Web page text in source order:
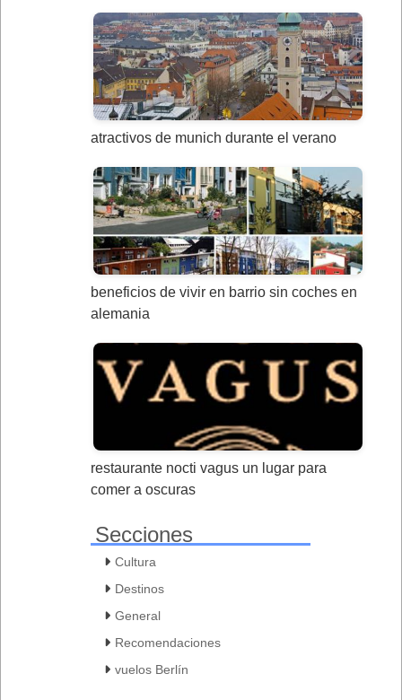
atractivos de munich durante el verano
beneficios de vivir en barrio sin coches en
alemania
restaurante nocti vagus un lugar para
comer a oscuras
Secciones
Cultura
Destinos
General
Recomendaciones
vuelos Berlín